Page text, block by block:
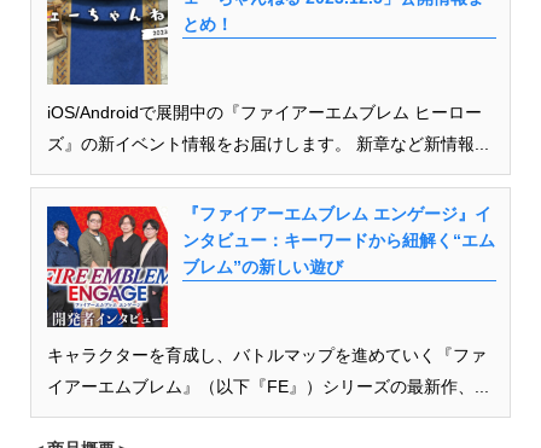
とめ！
iOS/Androidで展開中の『ファイアーエムブレム ヒーロー
ズ』の新イベント情報をお届けします。 新章など新情報...
『ファイアーエムブレム エンゲージ』イ
ンタビュー：キーワードから紐解く“エム
ブレム”の新しい遊び
キャラクターを育成し、バトルマップを進めていく『ファ
イアーエムブレム』（以下『FE』）シリーズの最新作、...